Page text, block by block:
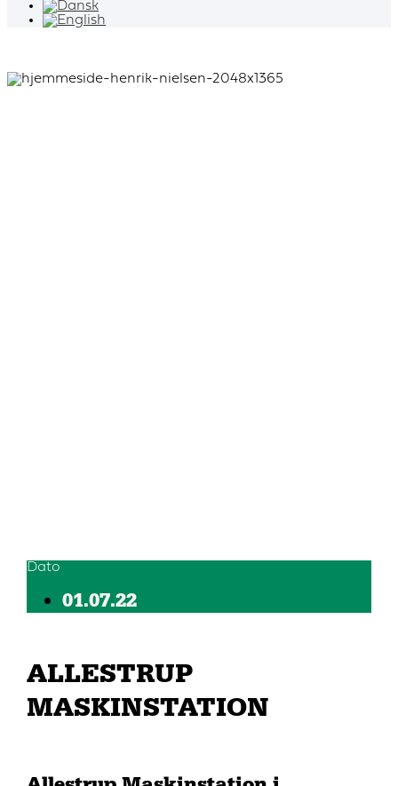
Dato
01.07.22
ALLESTRUP
MASKINSTATION